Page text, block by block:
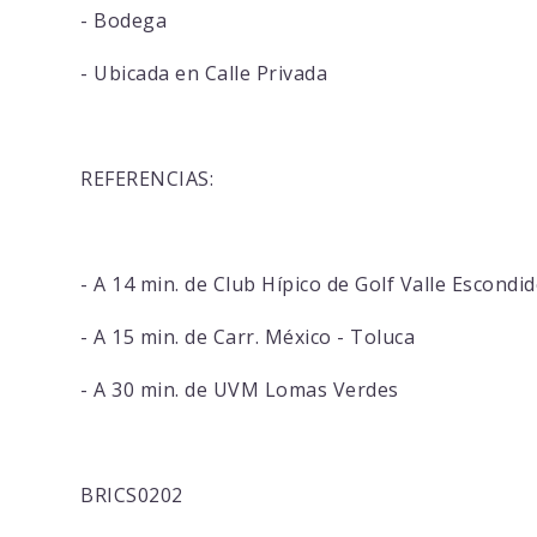
- Bodega
- Ubicada en Calle Privada
REFERENCIAS:
- A 14 min. de Club Hípico de Golf Valle
- A 15 min. de Carr. México - Toluca
- A 30 min. de UVM Lomas Verdes
BRICS0202